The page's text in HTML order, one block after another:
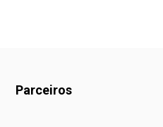
Parceiros